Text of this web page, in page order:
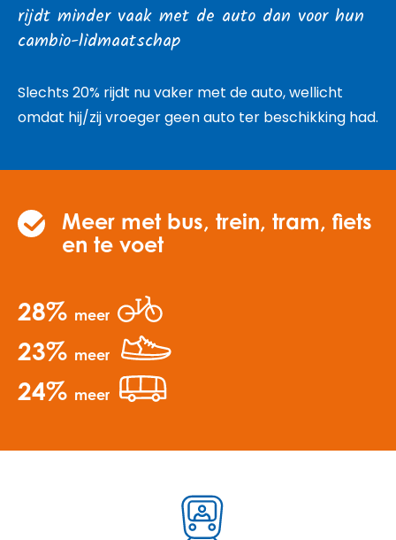
rijdt minder vaak met de auto dan voor hun
cambio-lidmaatschap
Slechts 20% rijdt nu vaker met de auto, wellicht
omdat hij/zij vroeger geen auto ter beschikking had.
Meer met bus, trein, tram, fiets
en te voet
28% meer
23% meer
24% meer